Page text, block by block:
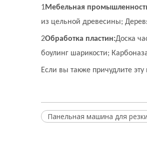
1Мебельная
из цельной древесины;
2Обработка пластин:Доска
боулинг шарикости;
Если вы также причудлите
Панельная машина для